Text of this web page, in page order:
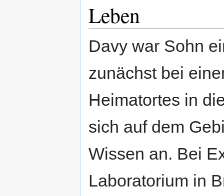
Leben
Davy war Sohn
zunächst bei
Heimatortes in
sich auf dem
Wissen an. Bei
Laboratorium in